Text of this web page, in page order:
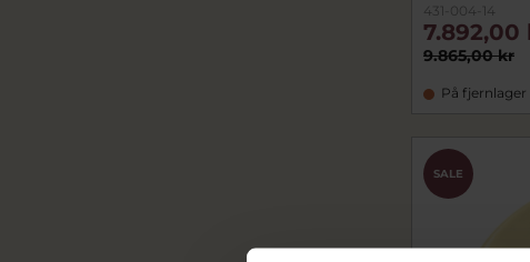
431-004-14
9.865,00 kr
7.892,00
På fjernlager
SALE